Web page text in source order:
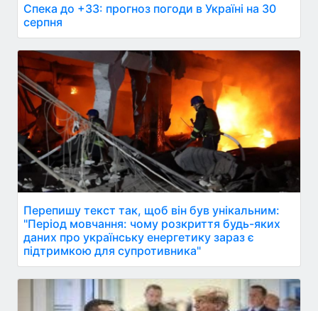
Спека до +33: прогноз погоди в Україні на 30
серпня
Перепишу текст так, щоб він був унікальним:
"Період мовчання: чому розкриття будь-яких
даних про українську енергетику зараз є
підтримкою для супротивника"